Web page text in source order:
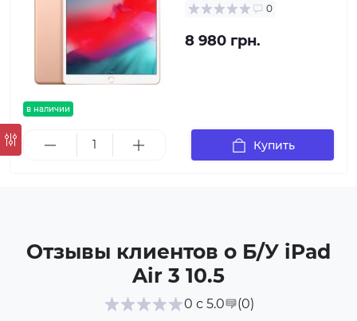
в наличии
0
8 980 грн.
Купить
Отзывы клиентов о Б/У iPad
Air 3 10.5
0 с 5.0 (0)